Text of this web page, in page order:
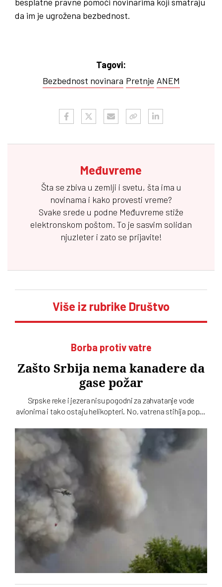
besplatne pravne pomoći novinarima koji smatraju
da im je ugrožena bezbednost.
Tagovi:
Bezbednost novinara Pretnje ANEM
Međuvreme
Šta se zbiva u zemlji i svetu, šta ima u
novinama i kako provesti vreme?
Svake srede u podne Međuvreme stiže
elektronskom poštom. To je sasvim solidan
njuzleter i zato se prijavite!
Više iz rubrike Društvo
Borba protiv vatre
Zašto Srbija nema kanadere da
gase požar
Srpske reke i jezera nisu pogodni za zahvatanje vode
avionima i tako ostaju helikopteri. No, vatrena stihija poput
vazduha